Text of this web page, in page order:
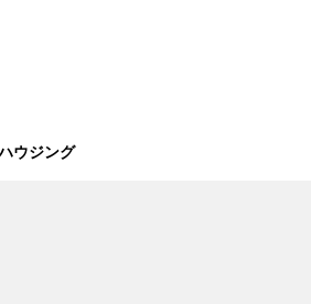
ウジング